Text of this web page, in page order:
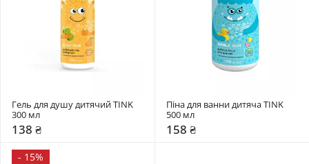
Гель для душу дитячий TINK
300 мл
138 ₴
Піна для ванни дитяча TINK
500 мл
158 ₴
- 15%